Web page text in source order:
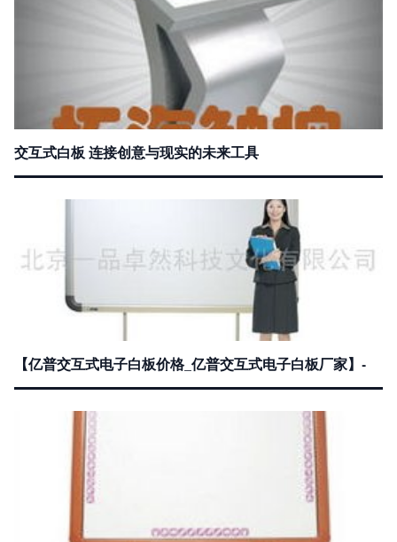
交互式白板 连接创意与现实的未来工具
【亿普交互式电子白板价格_亿普交互式电子白板厂家】-